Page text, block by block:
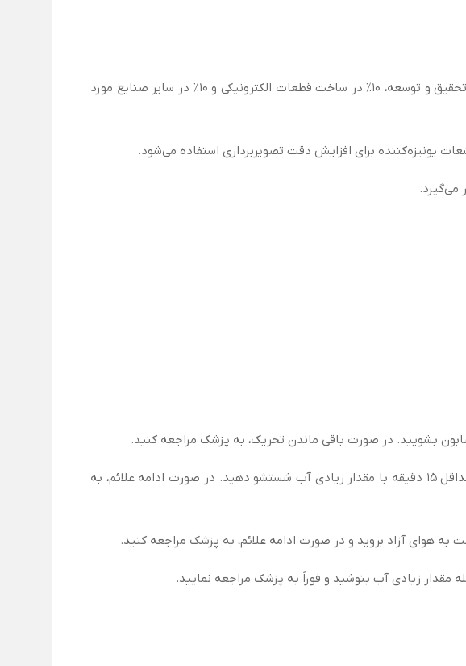
در کل، 35٪ از جیوه یدید در تصویربرداری پزشکی و حسگرهای تشعشعات، 25٪ در صنایع شیمیایی، 20٪ در تحقیق و توسعه، 10٪ در ساخت قطعات الکترونیکی و 10٪ در سایر صنایع مورد
یونیزه‌کننده برای افزایش دقت تصویربرداری استفاده می‌شود.
می‌گیرد.
بشویید. در صورت باقی ماندن تحریک، به پزشک مراجعه کنید.
باعث تحریک شدید، قرمزی و احتمال آسیب به قرنیه می‌شود. چشم‌ها را باز نگه داشته و حداقل ۱۵ دقیقه با مقدار زیادی آب شستشو دهید. در صورت ادامه علائم، به
هوای آزاد بروید و در صورت ادامه علائم، به پزشک مراجعه کنید.
زیادی آب بنوشید و فوراً به پزشک مراجعه نمایید.